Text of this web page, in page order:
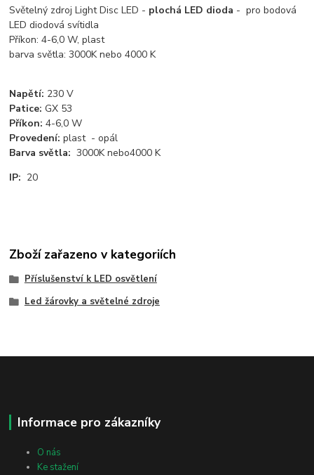
Světelný zdroj Light Disc LED - plochá LED dioda - pro bodová
LED diodová svítidla
Příkon: 4-6,0 W, plast
barva světla: 3000K nebo 4000 K
Napětí: 230 V
Patice: GX 53
Příkon: 4-6,0 W
Provedení: plast - opál
Barva světla: 3000K nebo4000 K
IP: 20
Zboží zařazeno v kategoriích
Příslušenství k LED osvětlení
Led žárovky a světelné zdroje
Informace pro zákazníky
O nás
Ke stažení